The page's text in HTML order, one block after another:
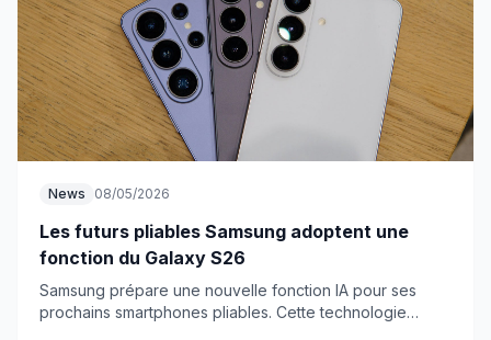
News 08/05/2026
Les futurs pliables Samsung adoptent une
fonction du Galaxy S26
Samsung prépare une nouvelle fonction IA pour ses
prochains smartphones pliables. Cette technologie